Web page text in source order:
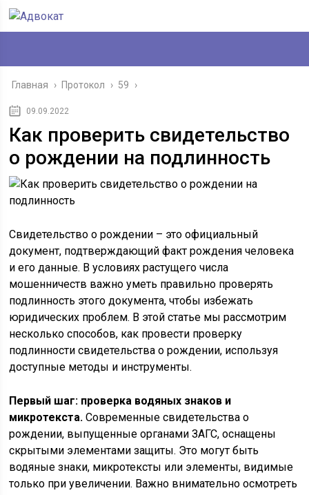
Главная › Протокол › 59 ›
09.09.2022
Как проверить свидетельство
о рождении на подлинность
Свидетельство о рождении – это официальный
документ, подтверждающий факт рождения человека
и его данные. В условиях растущего числа
мошенничеств важно уметь правильно проверять
подлинность этого документа, чтобы избежать
юридических проблем. В этой статье мы рассмотрим
несколько способов, как провести проверку
подлинности свидетельства о рождении, используя
доступные методы и инструменты.
Первый шаг: проверка водяных знаков и
микротекста. Современные свидетельства о
рождении, выпущенные органами ЗАГС, оснащены
скрытыми элементами защиты. Это могут быть
водяные знаки, микротексты или элементы, видимые
только при увеличении. Важно внимательно осмотреть